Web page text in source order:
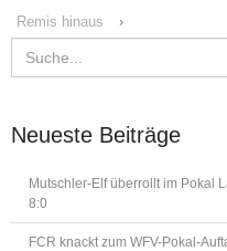
Remis hinaus
›
Search
for:
Neueste Beiträge
Mutschler-Elf überrollt im Pokal
8:0
FCR knackt zum WFV-Pokal-